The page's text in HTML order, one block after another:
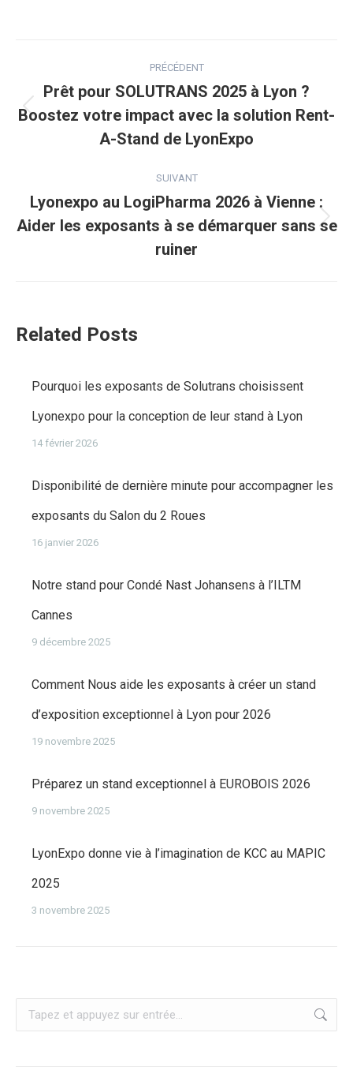
article
PRÉCÉDENT
Article
précédent
:
Prêt pour SOLUTRANS 2025 à Lyon ?
Boostez votre impact avec la solution Rent-
A-Stand de LyonExpo
SUIVANT
Article
suivant
Lyonexpo au LogiPharma 2026 à Vienne :
Aider les exposants à se démarquer sans se
ruiner
Related Posts
Pourquoi les exposants de Solutrans choisissent
Lyonexpo pour la conception de leur stand à Lyon
14 février 2026
Disponibilité de dernière minute pour accompagner les
exposants du Salon du 2 Roues
16 janvier 2026
Notre stand pour Condé Nast Johansens à l’ILTM
Cannes
9 décembre 2025
Comment Nous aide les exposants à créer un stand
d’exposition exceptionnel à Lyon pour 2026
19 novembre 2025
Préparez un stand exceptionnel à EUROBOIS 2026
9 novembre 2025
LyonExpo donne vie à l’imagination de KCC au MAPIC
2025
3 novembre 2025